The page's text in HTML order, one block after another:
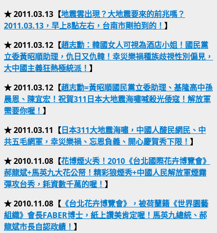
★ 2011.03.13【地震雲出現？大地震要來的前兆嗎？
2011.03.13，早上8點左右，台南市剛拍到的！ 】
★ 2011.03.12【趙志勳：韓國女人可視為酒店小姐！國民黨
立委黃昭順助理，仇日又仇韓！幸災樂禍種族歧視性別偏見，
大中國主義狂熱極統派！ 】
★ 2011.03.12【趙志勳=黃昭順國民黨立委助理、基隆高中孫
晨恩、陳宜宏！祝賀311日本大地震海嘯喊殺光倭寇！解放軍
需要你喔！ 】
★ 2011.03.11【日本311大地震海嘯，中國人酸民網民、中
共五毛網軍，幸災樂禍、忘恩負義、開心慶賀秀下限！ 】
★ 2010.11.08【花博煙火秀！2010《台北國際花卉博覽會》
郝龍斌+馬英九大花公帑！精彩狼煙秀+中國人民解放軍煙霧
彈攻台秀，耗資數千萬的喔！ 】
★ 2010.11.08【 《台北花卉博覽會》，被荷蘭籍《世界園藝
組織》會長FABER博士，紙上讚美肯定喔！馬英九總統、郝
龍斌市長自認政績！ 】